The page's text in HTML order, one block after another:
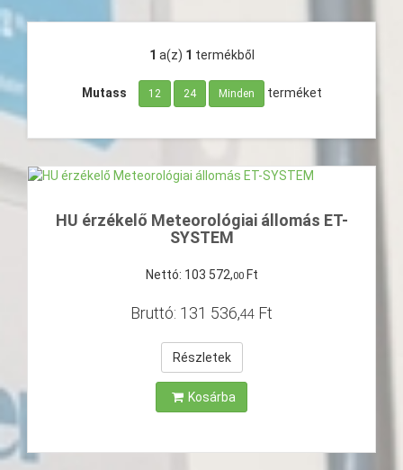
1 a(z) 1 termékből
Mutass 12 24 Minden terméket
HU érzékelő Meteorológiai állomás ET-
SYSTEM
Nettó: 103 572,00 Ft
Bruttó: 131 536,44 Ft
Részletek
Kosárba